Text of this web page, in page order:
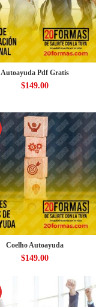
Autoayuda Pdf Gratis
$149.00
Coelho Autoayuda
$149.00